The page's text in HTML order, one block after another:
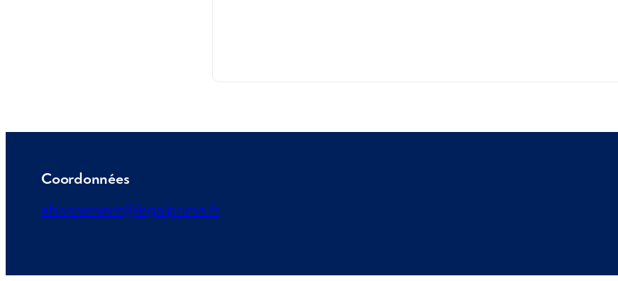
Coordonnées
abonnement@legalprime.fr